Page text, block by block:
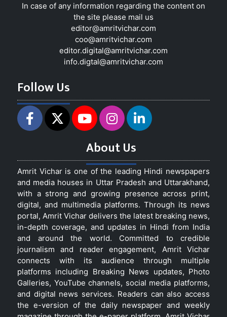
In case of any information regarding the content on
the site please mail us
editor@amritvichar.com
coo@amritvichar.com
editor.digital@amritvichar.com
info.digtal@amritvichar.com
Follow Us
About Us
Amrit Vichar is one of the leading Hindi newspapers
and media houses in Uttar Pradesh and Uttarakhand,
with a strong and growing presence across print,
digital, and multimedia platforms. Through its news
portal, Amrit Vichar delivers the latest breaking news,
in-depth coverage, and updates in Hindi from India
and around the world. Committed to credible
journalism and reader engagement, Amrit Vichar
connects with its audience through multiple
platforms including Breaking News updates, Photo
Galleries, YouTube channels, social media platforms,
and digital news services. Readers can also access
the e-version of the daily newspaper and weekly